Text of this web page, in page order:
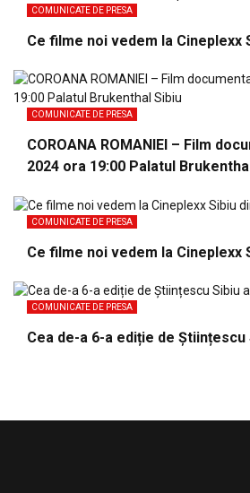
COMUNICATE DE PRESA
Ce filme noi vedem la Cineplexx
COMUNICATE DE PRESA
COROANA ROMANIEI – Film
2024 ora 19:00 Palatul
COMUNICATE DE PRESA
Ce filme noi vedem la Cineplexx
COMUNICATE DE PRESA
Cea de-a 6-a ediție de Științescu